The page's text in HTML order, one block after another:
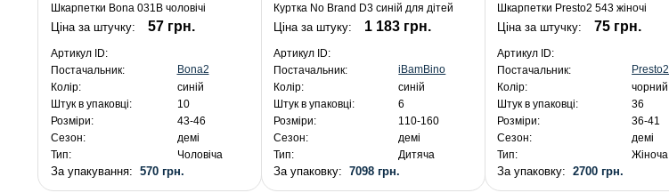
Шкарпетки Bona 031B чоловічі
Ціна за штучку: 57 грн.
Артикул ID:
Постачальник:
Bona2
Колір:
синій
Штук в упаковці:
10
Розміри:
43-46
Сезон:
демі
Тип:
Чоловіча
За упакування: 570 грн.
Куртка No Brand D3 синій для дітей
Ціна за штуку: 1 183 грн.
Артикул ID:
Постачальник:
iBamBino
Колір:
синій
Штук в упаковці:
6
Розміри:
110-160
Сезон:
демі
Тип:
Дитяча
За упаковку:7098 грн.
Шкарпетки Presto2 543 жіночі
Ціна за штучку: 75 грн.
Артикул ID:
Постачальник:
Presto2
Колір:
чорний
Штук в упаковці:
36
Розміри:
36-41
Сезон:
демі
Тип:
Жіноча
За упаковку:2700 грн.